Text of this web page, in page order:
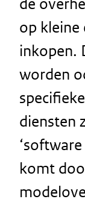
de
op kleine
inkopen.
worden
diensten
komt